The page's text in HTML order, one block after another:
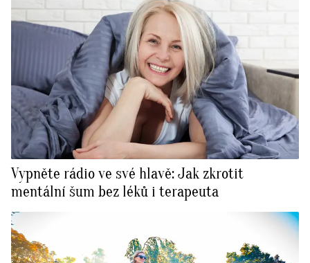
Vypněte rádio ve své hlavě: Jak zkrotit
mentální šum bez léků i terapeuta